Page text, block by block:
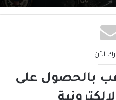
الآن
بالحصول على